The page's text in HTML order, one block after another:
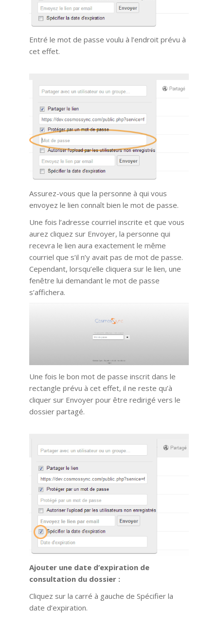
Entré le mot de passe voulu à l’endroit prévu à
cet effet.
Assurez-vous que la personne à qui vous
envoyez le lien connaît bien le mot de passe.
Une fois l’adresse courriel inscrite et que vous
aurez cliquez sur Envoyer, la personne qui
recevra le lien aura exactement le même
courriel que s’il n’y avait pas de mot de passe.
Cependant, lorsqu’elle cliquera sur le lien, une
fenêtre lui demandant le mot de passe
s’affichera.
Une fois le bon mot de passe inscrit dans le
rectangle prévu à cet effet, il ne reste qu’à
cliquer sur Envoyer pour être redirigé vers le
dossier partagé.
Ajouter une date d’expiration de
consultation du dossier :
Cliquez sur la carré à gauche de Spécifier la
date d’expiration.